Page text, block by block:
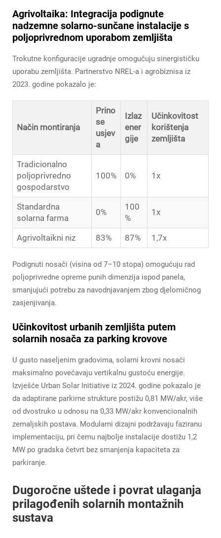
Agrivoltaika: Integracija podignute
nadzemne solarno-sunčane instalacije s
poljoprivrednom uporabom zemljišta
Trokutne konfiguracije ugradnje omogućuju sinergističku
uporabu zemljišta. Partnerstvo NREL-a i agrobiznisa iz
2023. godine pokazalo je:
Način montiranja
Prino
se
usjev
a
Izlaz
ener
gije
Učinkovitost
korištenja
zemljišta
Tradicionalno
poljoprivredno
gospodarstvo
100% 0% 1x
Standardna
solarna farma
0%
100
%
1x
Agrivoltaikni niz 83% 87% 1,7x
Podignuti nosači (visina od 7–10 stopa) omogućuju rad
poljoprivredne opreme punih dimenzija ispod panela,
smanjujući potrebu za navodnjavanjem zbog djelomičnog
zasjenjivanja.
Učinkovitost urbanih zemljišta putem
solarnih nosača za parking krovove
U gusto naseljenim gradovima, solarni krovni nosači
maksimalno povećavaju vertikalnu gustoću energije.
Izvješće Urban Solar Initiative iz 2024. godine pokazalo je
da adaptirane parkirne strukture postižu 0,81 MW/akr, više
od dvostruko u odnosu na 0,33 MW/akr konvencionalnih
zemaljskih postava. Modularni dizajni podržavaju faziranu
implementaciju, pri čemu najbolje instalacije dostižu 1,2
MW po gradska četvrt bez smanjenja kapaciteta za
parkiranje.
Dugoročne uštede i povrat ulaganja
prilagođenih solarnih montažnih
sustava